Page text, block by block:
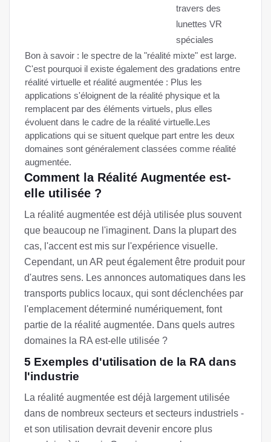
travers des
lunettes VR
spéciales
Bon à savoir : le spectre de la "réalité mixte" est large.
C'est pourquoi il existe également des gradations entre
réalité virtuelle et réalité augmentée : Plus les
applications s'éloignent de la réalité physique et la
remplacent par des éléments virtuels, plus elles
évoluent dans le cadre de la réalité virtuelle.Les
applications qui se situent quelque part entre les deux
domaines sont généralement classées comme réalité
augmentée.
Comment la Réalité Augmentée est-
elle utilisée ?
La réalité augmentée est déjà utilisée plus souvent
que beaucoup ne l'imaginent. Dans la plupart des
cas, l'accent est mis sur l'expérience visuelle.
Cependant, un AR peut également être produit pour
d'autres sens. Les annonces automatiques dans les
transports publics locaux, qui sont déclenchées par
l'emplacement déterminé numériquement, font
partie de la réalité augmentée. Dans quels autres
domaines la RA est-elle utilisée ?
5 Exemples d'utilisation de la RA dans
l'industrie
La réalité augmentée est déjà largement utilisée
dans de nombreux secteurs et secteurs industriels -
et son utilisation devrait devenir encore plus